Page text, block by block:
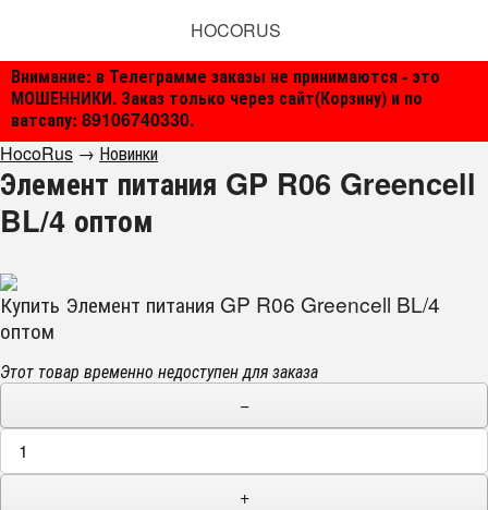
Внимание: в Телеграмме заказы не принимаются - это
МОШЕННИКИ. Заказ только через сайт(Корзину) и по
ватсапу: 89106740330.
HOCORUS
HocoRus → Новинки
Элемент питания GP R06 Greencell
BL/4 оптом
Купить Элемент питания GP R06 Greencell BL/4
оптом
Этот товар временно недоступен для заказа
−
+